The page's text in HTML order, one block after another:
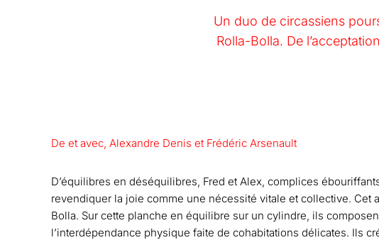
Un duo de circassiens
Rolla-Bolla. De
De et avec, Alexandre Denis et Frédéric Arsenault
D’équilibres en déséquilibres, Fred et Alex, complices
revendiquer la joie comme une nécessité vitale et collective. Cet
Bolla. Sur cette planche en équilibre sur un cylindre, ils
l’interdépendance physique faite de cohabitations délicates. Ils